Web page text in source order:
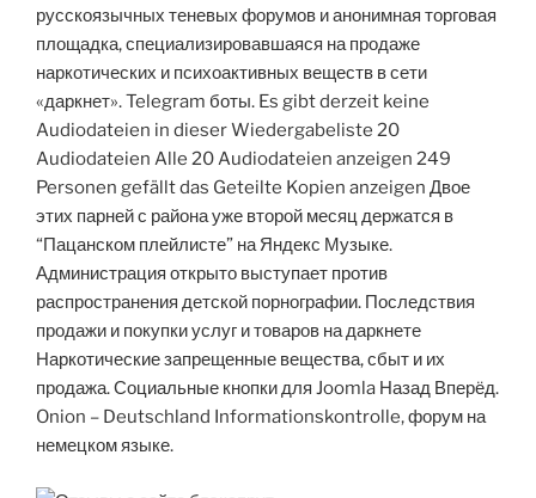
русскоязычных теневых форумов и анонимная торговая
площадка, специализировавшаяся на продаже
наркотических и психоактивных веществ в сети
«даркнет». Telegram боты. Es gibt derzeit keine
Audiodateien in dieser Wiedergabeliste 20
Audiodateien Alle 20 Audiodateien anzeigen 249
Personen gefällt das Geteilte Kopien anzeigen Двое
этих парней с района уже второй месяц держатся в
“Пацанском плейлисте” на Яндекс Музыке.
Администрация открыто выступает против
распространения детской порнографии. Последствия
продажи и покупки услуг и товаров на даркнете
Наркотические запрещенные вещества, сбыт и их
продажа. Социальные кнопки для Joomla Назад Вперёд.
Onion – Deutschland Informationskontrolle, форум на
немецком языке.